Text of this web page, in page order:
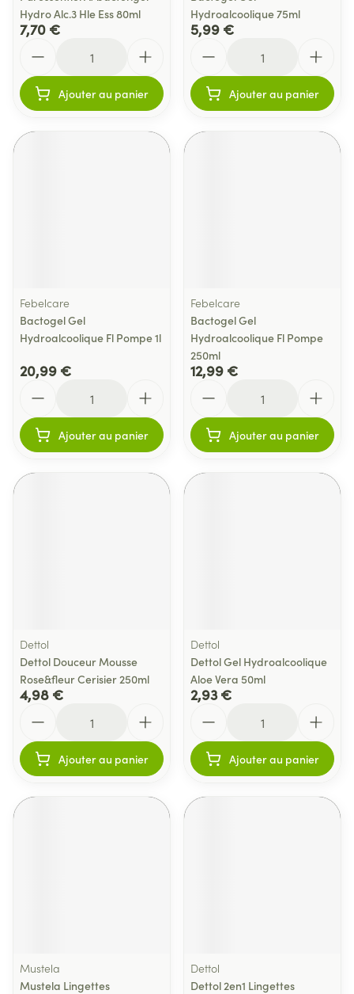
Hydro Alc.3 Hle Ess 80ml
7,70 €
Ajouter au panier
Hydroalcoolique 75ml
5,99 €
Ajouter au panier
Febelcare
Bactogel Gel
Hydroalcoolique Fl Pompe 1l
20,99 €
Ajouter au panier
Febelcare
Bactogel Gel
Hydroalcoolique Fl Pompe
250ml
12,99 €
Ajouter au panier
Dettol
Dettol Douceur Mousse
Rose&fleur Cerisier 250ml
4,98 €
Ajouter au panier
Dettol
Dettol Gel Hydroalcoolique
Aloe Vera 50ml
2,93 €
Ajouter au panier
Mustela
Mustela Lingettes
Dettol
Dettol 2en1 Lingettes